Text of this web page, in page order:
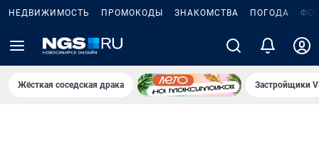
НЕДВИЖИМОСТЬ ПРОМОКОДЫ ЗНАКОМСТВА ПОГОДА
Жёсткая соседская драка Застройщики